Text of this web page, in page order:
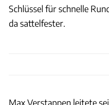
Schlüssel für schnelle
da sattelfester.
Max Verstappen leitete